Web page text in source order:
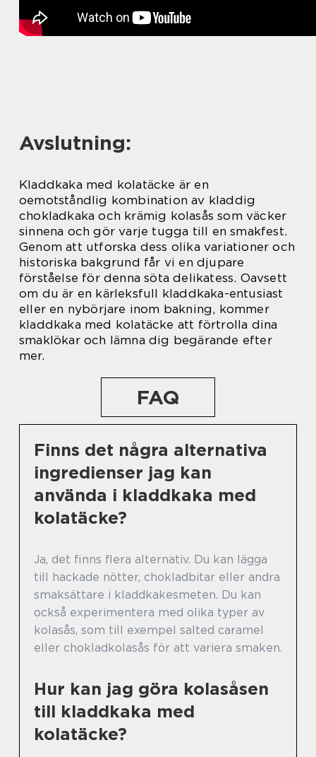
Avslutning:
Kladdkaka med kolatäcke är en
oemotståndlig kombination av kladdig
chokladkaka och krämig kolasås som väcker
sinnena och gör varje tugga till en smakfest.
Genom att utforska dess olika variationer och
historiska bakgrund får vi en djupare
förståelse för denna söta delikatess. Oavsett
om du är en kärleksfull kladdkaka-entusiast
eller en nybörjare inom bakning, kommer
kladdkaka med kolatäcke att förtrolla dina
smaklökar och lämna dig begärande efter
mer.
FAQ
Finns det några alternativa
ingredienser jag kan
använda i kladdkaka med
kolatäcke?
Ja, det finns flera alternativ. Du kan lägga
till hackade nötter, chokladbitar eller andra
smaksättare i kladdkakesmeten. Du kan
också experimentera med olika typer av
kolasås, som till exempel salted caramel
eller chokladkolasås för att variera smaken.
Hur kan jag göra kolasåsen
till kladdkaka med
kolatäcke?